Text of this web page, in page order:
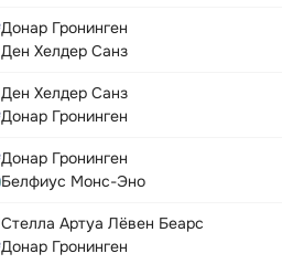
Донар Гронинген
Ден Хелдер Санз
Ден Хелдер Санз
Донар Гронинген
Донар Гронинген
Белфиус Монс-Эно
Стелла Артуа Лёвен Беарс
Донар Гронинген